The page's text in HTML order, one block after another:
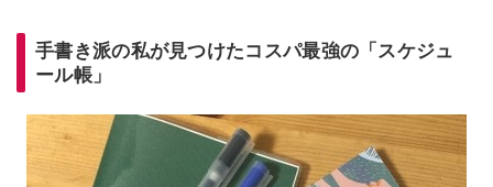
手書き派の私が見つけたコスパ最強の「スケジュ
ール帳」